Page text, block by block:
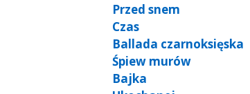
Przed snem
Czas
Ballada czarnoksięska
Śpiew murów
Bajka